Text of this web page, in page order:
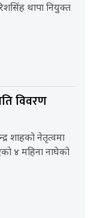
थापा नियुक्त
विवरण
शाहको नेतृत्वमा
४ महिना नाघेको